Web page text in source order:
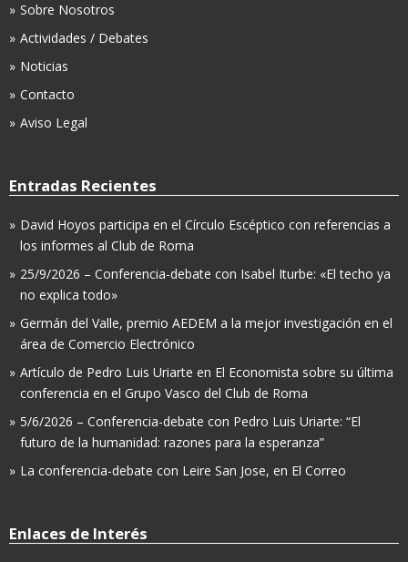
Sobre Nosotros
Actividades / Debates
Noticias
Contacto
Aviso Legal
Entradas Recientes
David Hoyos participa en el Círculo Escéptico con referencias a
los informes al Club de Roma
25/9/2026 – Conferencia-debate con Isabel Iturbe: «El techo ya
no explica todo»
Germán del Valle, premio AEDEM a la mejor investigación en el
área de Comercio Electrónico
Artículo de Pedro Luis Uriarte en El Economista sobre su última
conferencia en el Grupo Vasco del Club de Roma
5/6/2026 – Conferencia-debate con Pedro Luis Uriarte: “El
futuro de la humanidad: razones para la esperanza”
La conferencia-debate con Leire San Jose, en El Correo
Enlaces de Interés